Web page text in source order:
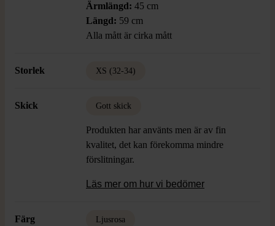
Ärmlängd: 45 cm
Längd: 59 cm
Alla mått är cirka mått
Storlek XS (32-34)
Skick Gott skick
Produkten har använts men är av fin
kvalitet, det kan förekomma mindre
förslitningar.
Läs mer om hur vi bedömer
Färg Ljusrosa